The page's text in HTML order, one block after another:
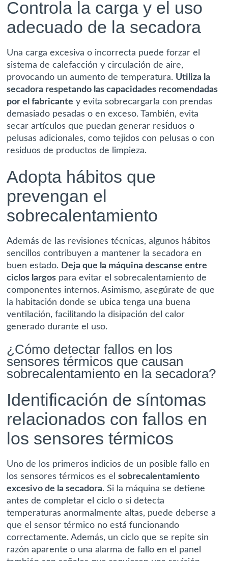
Controla la carga y el uso
adecuado de la secadora
Una carga excesiva o incorrecta puede forzar el
sistema de calefacción y circulación de aire,
provocando un aumento de temperatura. Utiliza la
secadora respetando las capacidades recomendadas
por el fabricante y evita sobrecargarla con prendas
demasiado pesadas o en exceso. También, evita
secar artículos que puedan generar residuos o
pelusas adicionales, como tejidos con pelusas o con
residuos de productos de limpieza.
Adopta hábitos que
prevengan el
sobrecalentamiento
Además de las revisiones técnicas, algunos hábitos
sencillos contribuyen a mantener la secadora en
buen estado. Deja que la máquina descanse entre
ciclos largos para evitar el sobrecalentamiento de
componentes internos. Asimismo, asegúrate de que
la habitación donde se ubica tenga una buena
ventilación, facilitando la disipación del calor
generado durante el uso.
¿Cómo detectar fallos en los
sensores térmicos que causan
sobrecalentamiento en la secadora?
Identificación de síntomas
relacionados con fallos en
los sensores térmicos
Uno de los primeros indicios de un posible fallo en
los sensores térmicos es elsobrecalentamiento
excesivo de la secadora. Si la máquina se detiene
antes de completar el ciclo o si detecta
temperaturas anormalmente altas, puede deberse a
que el sensor térmico no está funcionando
correctamente. Además, un ciclo que se repite sin
razón aparente o una alarma de fallo en el panel